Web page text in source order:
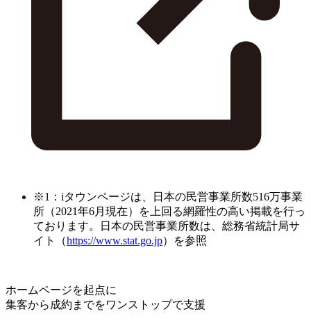
※1：iタウンページは、日本の民営事業所数516万事業
所（2021年6月現在）を上回る網羅性の高い掲載を行っ
ております。日本の民営事業所数は、総務省統計局サ
イト（https://www.stat.go.jp）を参照
ホームページを起点に
集客から成約までをワンストップで支援